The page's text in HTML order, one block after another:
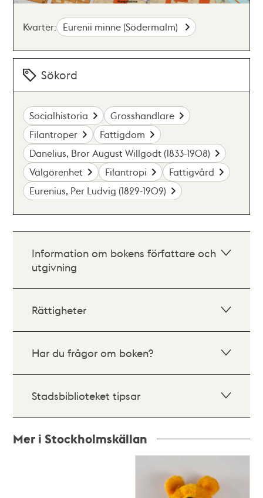
Kvarter: Eurenii minne (Södermalm)
Sökord
Socialhistoria
Grosshandlare
Filantroper
Fattigdom
Danelius, Bror August Willgodt (1833-1908)
Välgörenhet
Filantropi
Fattigvård
Eurenius, Per Ludvig (1829-1909)
Information om bokens författare och
utgivning
Rättigheter
Har du frågor om boken?
Stadsbiblioteket tipsar
Mer i Stockholmskällan